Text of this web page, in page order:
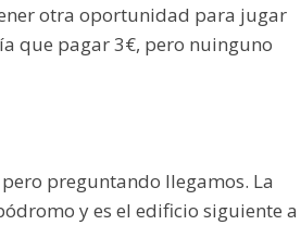
otra oportunidad para jugar
que pagar 3€, pero nuinguno
preguntando llegamos. La
y es el edificio siguiente a